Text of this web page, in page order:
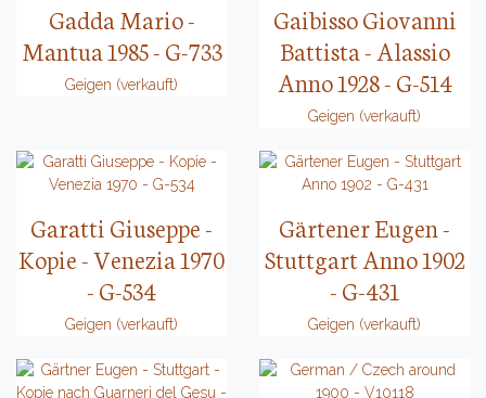
Gadda Mario -
Mantua 1985 - G-733
Geigen (verkauft)
Gaibisso Giovanni
Battista - Alassio
Anno 1928 - G-514
Geigen (verkauft)
Garatti Giuseppe -
Kopie - Venezia 1970
- G-534
Geigen (verkauft)
Gärtener Eugen -
Stuttgart Anno 1902
- G-431
Geigen (verkauft)